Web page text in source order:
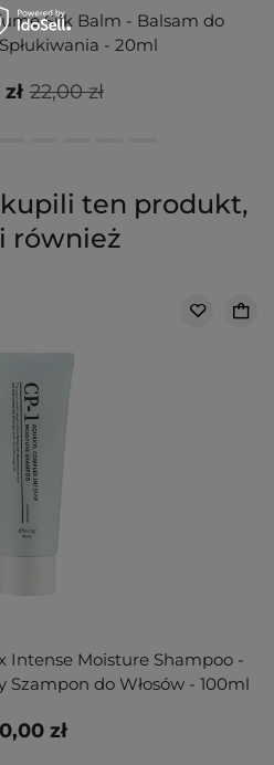
Silk Balm - Balsam do
- 20ml
22,00 zł
ten produkt,
również
Intense Moisture Shampoo -
do Włosów - 100ml
zł